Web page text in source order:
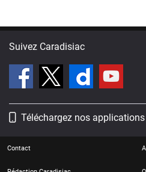
Suivez Caradisiac
Téléchargez nos
Contact